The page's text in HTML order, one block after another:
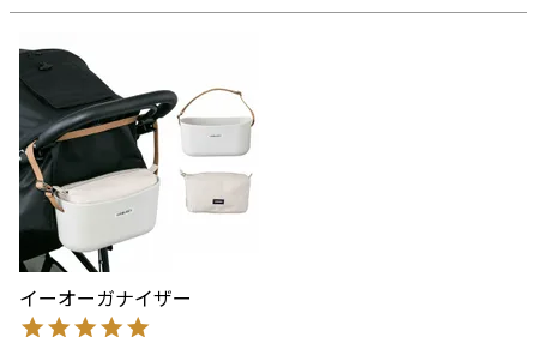
イーオーガナイザー